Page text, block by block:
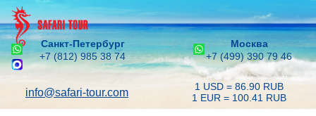
Санкт-Петербург
+7 (812) 985 38 74
Москва
+7 (499) 390 79 46
info@safari-tour.com
1 USD = 86.90 RUB
1 EUR = 100.41 RUB